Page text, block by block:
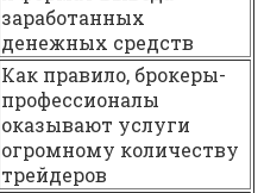
заработанных
денежных средств
Как правило, брокеры-
профессионалы
оказывают услуги
огромному количеству
трейдеров